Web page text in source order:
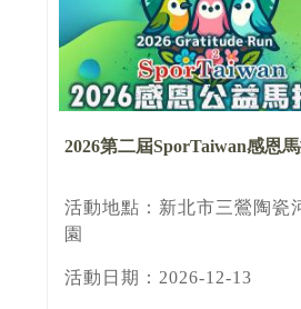
2026第二屆SporTaiwan感恩
活動地點：新北市三鶯陶瓷
園
活動日期：2026-12-13